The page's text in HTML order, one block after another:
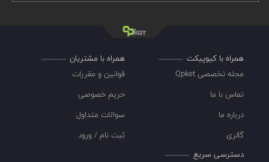
همراه با کیوپیکت
مجله تخصصی Qpket
تماس با ما
درباره ما
گالری
همراه با مشتریان
قوانین و مقررات
حریم خصوصی
سوالات متداول
ثبت نام / ورود
دسترسی سریع